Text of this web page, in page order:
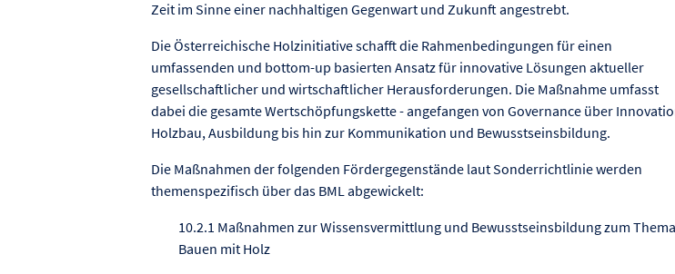
Zeit im Sinne einer nachhaltigen Gegenwart und Zukunft angestrebt.
Die Österreichische Holzinitiative schafft die Rahmenbedingungen für einen
umfassenden und bottom-up basierten Ansatz für innovative Lösungen aktueller
gesellschaftlicher und wirtschaftlicher Herausforderungen. Die Maßnahme umfasst
dabei die gesamte Wertschöpfungskette - angefangen von Governance über
Holzbau, Ausbildung bis hin zur Kommunikation und Bewusstseinsbildung.
Die Maßnahmen der folgenden Fördergegenstände laut Sonderrichtlinie werden
themenspezifisch über das BML abgewickelt:
10.2.1 Maßnahmen zur Wissensvermittlung und Bewusstseinsbildung zum Thema
Bauen mit Holz